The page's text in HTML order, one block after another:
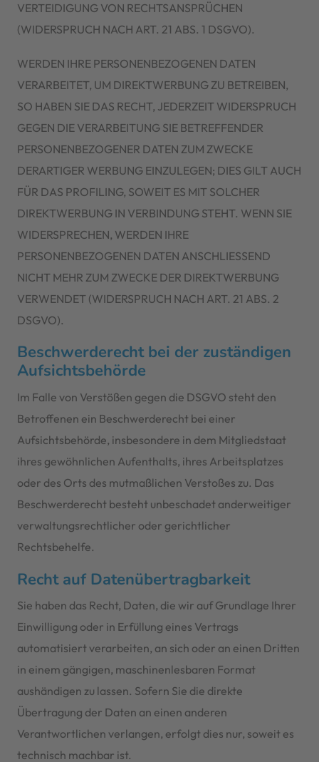
VERTEIDIGUNG VON RECHTSANSPRÜCHEN
(WIDERSPRUCH NACH ART. 21 ABS. 1 DSGVO).
WERDEN IHRE PERSONENBEZOGENEN DATEN
VERARBEITET, UM DIREKTWERBUNG ZU BETREIBEN,
SO HABEN SIE DAS RECHT, JEDERZEIT WIDERSPRUCH
GEGEN DIE VERARBEITUNG SIE BETREFFENDER
PERSONENBEZOGENER DATEN ZUM ZWECKE
DERARTIGER WERBUNG EINZULEGEN; DIES GILT AUCH
FÜR DAS PROFILING, SOWEIT ES MIT SOLCHER
DIREKTWERBUNG IN VERBINDUNG STEHT. WENN SIE
WIDERSPRECHEN, WERDEN IHRE
PERSONENBEZOGENEN DATEN ANSCHLIESSEND
NICHT MEHR ZUM ZWECKE DER DIREKTWERBUNG
VERWENDET (WIDERSPRUCH NACH ART. 21 ABS. 2
DSGVO).
Beschwerde­recht bei der zuständigen
Aufsichts­behörde
Im Falle von Verstößen gegen die DSGVO steht den
Betroffenen ein Beschwerderecht bei einer
Aufsichtsbehörde, insbesondere in dem Mitgliedstaat
ihres gewöhnlichen Aufenthalts, ihres Arbeitsplatzes
oder des Orts des mutmaßlichen Verstoßes zu. Das
Beschwerderecht besteht unbeschadet anderweitiger
verwaltungsrechtlicher oder gerichtlicher
Rechtsbehelfe.
Recht auf Daten­übertrag­barkeit
Sie haben das Recht, Daten, die wir auf Grundlage Ihrer
Einwilligung oder in Erfüllung eines Vertrags
automatisiert verarbeiten, an sich oder an einen Dritten
in einem gängigen, maschinenlesbaren Format
aushändigen zu lassen. Sofern Sie die direkte
Übertragung der Daten an einen anderen
Verantwortlichen verlangen, erfolgt dies nur, soweit es
technisch machbar ist.